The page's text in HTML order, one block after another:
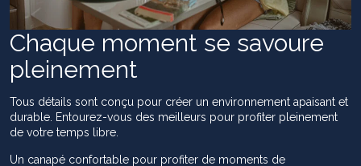
Chaque moment se savoure
pleinement
Tous détails sont conçu pour créer un environnement apaisant et
durable. Entourez-vous des meilleurs pour profiter pleinement
de votre temps libre.
Un canapé confortable pour profiter de moments de